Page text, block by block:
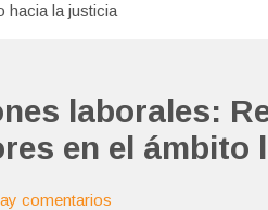
hacia la justicia
laborales:
en el ámbito
comentarios